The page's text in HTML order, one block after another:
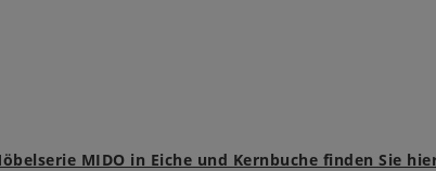
MIDO in Eiche und Kernbuche finden Sie